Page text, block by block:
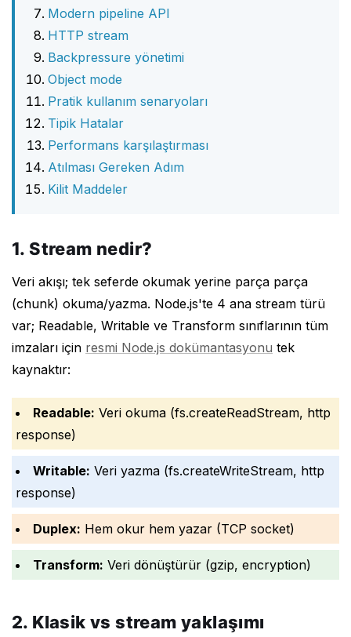
Modern pipeline API
HTTP stream
Backpressure yönetimi
Object mode
Pratik kullanım senaryoları
Tipik Hatalar
Performans karşılaştırması
Atılması Gereken Adım
Kilit Maddeler
1. Stream nedir?
Veri akışı; tek seferde okumak yerine parça parça
(chunk) okuma/yazma. Node.js'te 4 ana stream türü
var; Readable, Writable ve Transform sınıflarının tüm
imzaları için resmi Node.js dokümantasyonu tek
kaynaktır:
Readable: Veri okuma (fs.createReadStream, http
response)
Writable: Veri yazma (fs.createWriteStream, http
response)
Duplex: Hem okur hem yazar (TCP socket)
Transform: Veri dönüştürür (gzip, encryption)
2. Klasik vs stream yaklaşımı